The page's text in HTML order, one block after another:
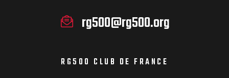
rg500@rg500.org
RG500 CLUB DE FRANCE